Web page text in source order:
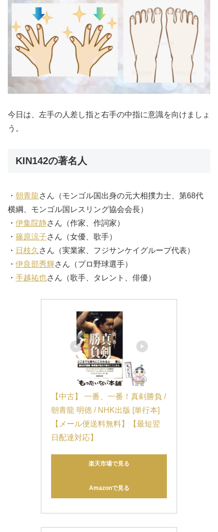
今日は、左手の人差し指と右手の中指に意識を向けましょ
う。
KIN142の著名人
・ 朝青龍さん（モンゴル国出身の元大相撲力士、第68代
横綱、モンゴル国レスリング協会会長）
・ 伊集院静さん（作家、作詞家）
・ 篠原涼子さん（女優、歌手）
・ 日枝久 さん（実業家、フジサンケイグループ代表）
・ 伊良部秀輝さん（プロ野球選手）
・ 手越祐也さん（歌手、タレント、俳優）
【中古】 一番、一番！真剣勝負 /
朝青龍 明徳 / NHK出版 [単行本]
【メール便送料無料】【最短翌
日配達対応】
楽天市場で見る
Amazonで見る